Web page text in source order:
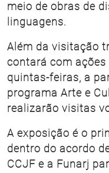
meio de obras de
linguagens.
Além da visitação
contará com ações
quintas-feiras, a
programa Arte e
realizarão visitas
A exposição é o
dentro do acordo
CCJF e a Funarj